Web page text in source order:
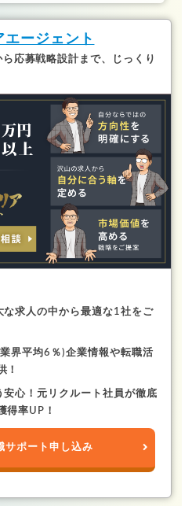
ージェント
応募戦略設計まで、じっくり
な求人の中から最適な1社をご
界平均6％)企業情報や転職活
！
安心！元リクルート社員が徹底
得率UP！
サポート申し込み